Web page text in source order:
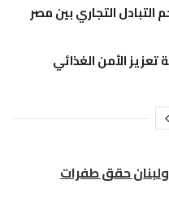
دولار حجم التبادل التجاري بين مصر
تعزيز الأمن الغذائي
ولبنان حقق طفرات